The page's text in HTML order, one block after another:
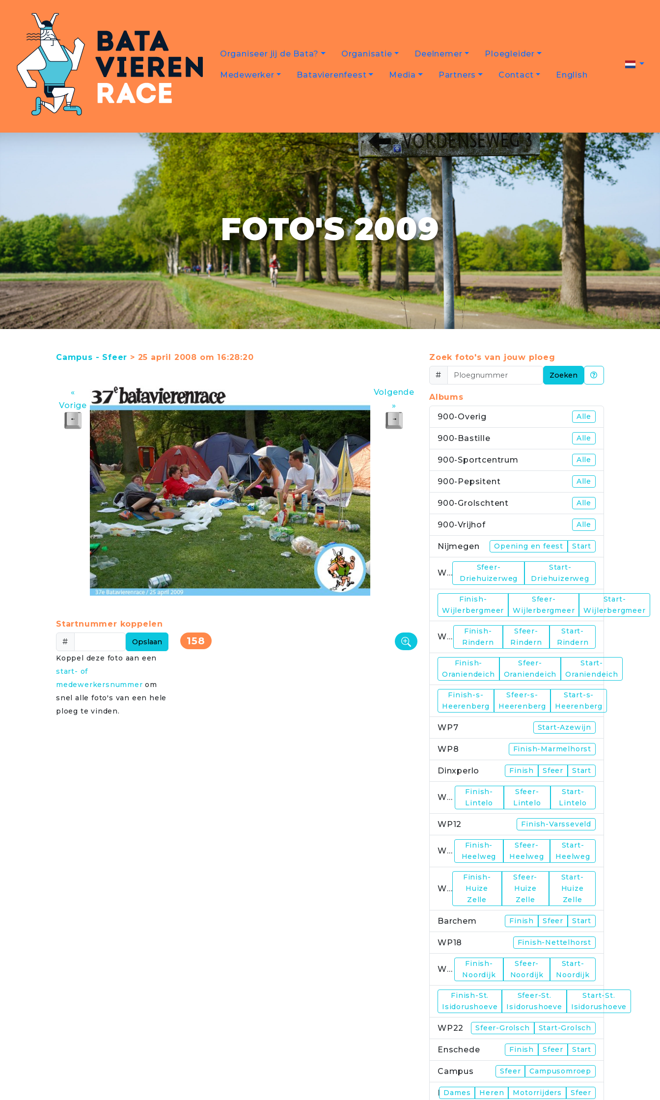
Organiseer jij de Bata? Organisatie Deelnemer Ploegleider
Medewerker Batavierenfeest Media Partners Contact English
FOTO'S 2009
Campus - Sfeer > 25 april 2008 om 16:28:20
«
Vorige
Volgende
»
Startnummer koppelen
#
Opslaan
Koppel deze foto aan een
start- of
medewerkersnummer om
snel alle foto's van een hele
ploeg te vinden.
158
Zoek foto's van jouw ploeg
#
Zoeken
Albums
900-Overig Alle
900-Bastille Alle
900-Sportcentrum Alle
900-Pepsitent Alle
900-Grolschtent Alle
900-Vrijhof Alle
Nijmegen Opening en feest Start
WP1
Sfeer-
Driehuizerweg
Start-
Driehuizerweg
Finish-
Wijlerbergmeer
Sfeer-
Wijlerbergmeer
Start-
Wijlerbergmeer
WP4
Finish-
Rindern
Sfeer-
Rindern
Start-
Rindern
Finish-
Oraniendeich
Sfeer-
Oraniendeich
Start-
Oraniendeich
Finish-s-
Heerenberg
Sfeer-s-
Heerenberg
Start-s-
Heerenberg
WP7 Start-Azewijn
WP8 Finish-Marmelhorst
Dinxperlo Finish Sfeer Start
WP11
Finish-
Lintelo
Sfeer-
Lintelo
Start-
Lintelo
WP12 Finish-Varsseveld
WP13
Finish-
Heelweg
Sfeer-
Heelweg
Start-
Heelweg
WP15
Finish-
Huize
Zelle
Sfeer-
Huize
Zelle
Start-
Huize
Zelle
Barchem Finish Sfeer Start
WP18 Finish-Nettelhorst
WP19
Finish-
Noordijk
Sfeer-
Noordijk
Start-
Noordijk
Finish-St.
Isidorushoeve
Sfeer-St.
Isidorushoeve
Start-St.
Isidorushoeve
WP22 Sfeer-Grolsch Start-Grolsch
Enschede Finish Sfeer Start
Campus Sfeer Campusomroep
Finish
Dames Heren Motorrijders Sfeer